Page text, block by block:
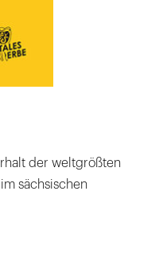
der weltgrößten
sächsischen